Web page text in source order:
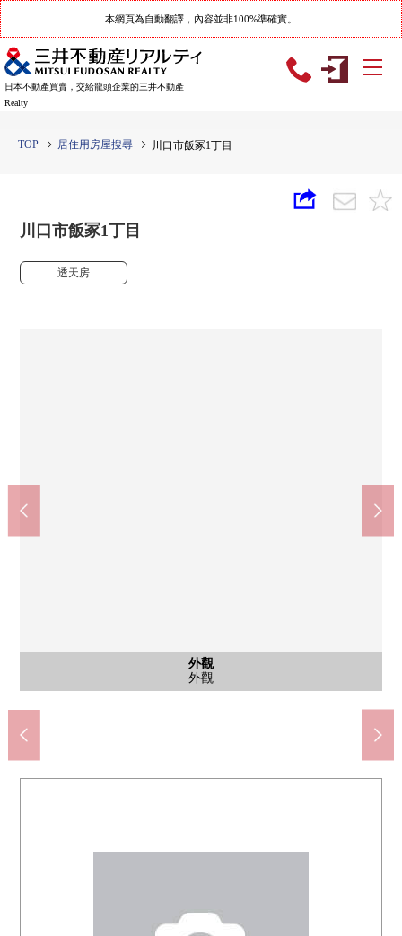
本網頁為自動翻譯，內容並非100%準確實。
日本不動產買賣，交給龍頭企業的三井不動產
Realty
TOP 居住用房屋搜尋 川口市飯冢1丁目
川口市飯冢1丁目
透天房
外觀
外觀
外觀
外觀
外觀
外觀
外觀
外觀
外觀
外觀
外觀
外觀
外觀
外觀
飯冢小學(約500m)
西中學校(約1400m)
ＯＫ川口商店(約600m)
LaLa terrace川口(約890m)
西壽町公園(約260m)